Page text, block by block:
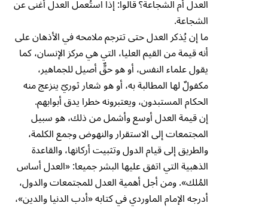
العدل أم الشجاعة؟ قالوا: إذا استُعمل العدل أغنى عن
الشجاعة.
ما إن يُذكر العدل حتى تترجم ملامحه في الأذهان على
أنه قيمة من القيم العليا، التي هي مركز الإنسان، كما
يقول علماء النفس، أو هو حقٌّ أصيل للجماهير،
مكفولٌ لها المطالبة به، أو هو شعار ثوريّ ينزعج منه
الحكام المستبدون، ويعتبرونه خطرا يدق أبوابهم.
إن قيمة العدل أوسع وأشمل من ذلك، هو سبيل
المجتمعات إلى الاستقرار والنهوض وجمع الكلمة،
والطريق إلى قيام الدول وتثبيت أركانها، والقاعدة
الذهبية التي اتفق عليها البشر جميعا: «العدل أساس
المُلك». ومن أجل أهمية العدل للمجتمعات والدول،
أدرجه الإمام الماوردي في كتابه «أدب الدنيا والدين»،